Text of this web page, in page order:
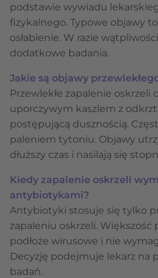
podstawie wywiadu
fizykalnego. Typowe objawy
osłabienie. W razie
dodatkowe badania.
Jakie są objawy
Przewlekłe zapalenie oskrzeli
uporczywym kaszlem z
postępującą dusznością.
paleniem tytoniu. Objawy
dłuższy czas i nasilają się
Kiedy zapalenie oskrzeli
antybiotykami?
Antybiotyki stosuje się tylko
zapaleniu oskrzeli. Większość
podłoże wirusowe i nie
Decyzję podejmuje lekarz na
badań.